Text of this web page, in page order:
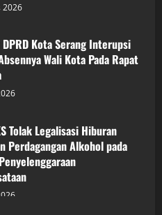
2026
Kota Serang Interupsi
Wali Kota Pada Rapat
Tolak Legalisasi Hiburan
Perdagangan Alkohol pada